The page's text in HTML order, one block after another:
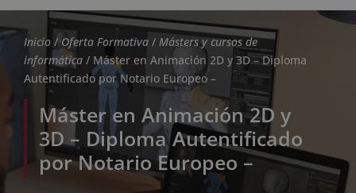
Inicio / Oferta Formativa / Másters y cursos de
informática / Máster en Animación 2D y 3D – Diploma
Autentificado por Notario Europeo –
Máster en Animación 2D y
3D – Diploma Autentificado
por Notario Europeo –